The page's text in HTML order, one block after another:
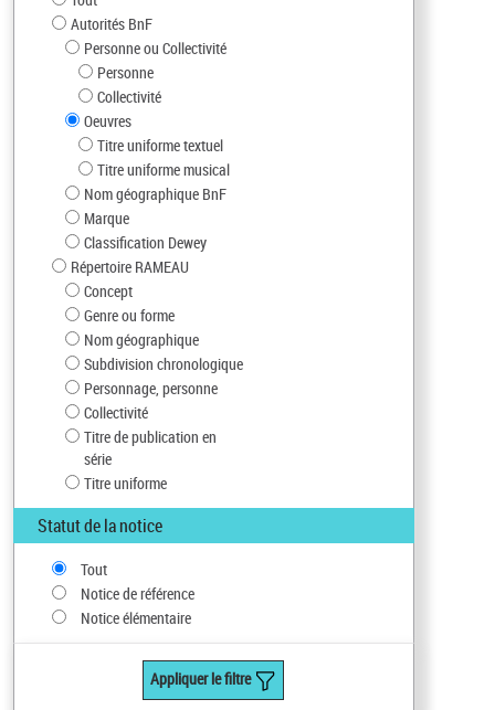
Autorités BnF
Personne ou Collectivité
Personne
Collectivité
Oeuvres
Titre uniforme textuel
Titre uniforme musical
Nom géographique BnF
Marque
Classification Dewey
Répertoire RAMEAU
Concept
Genre ou forme
Nom géographique
Subdivision chronologique
Personnage, personne
Collectivité
Titre de publication en
série
Titre uniforme
Statut de la notice
Tout
Notice de référence
Notice élémentaire
Appliquer le filtre